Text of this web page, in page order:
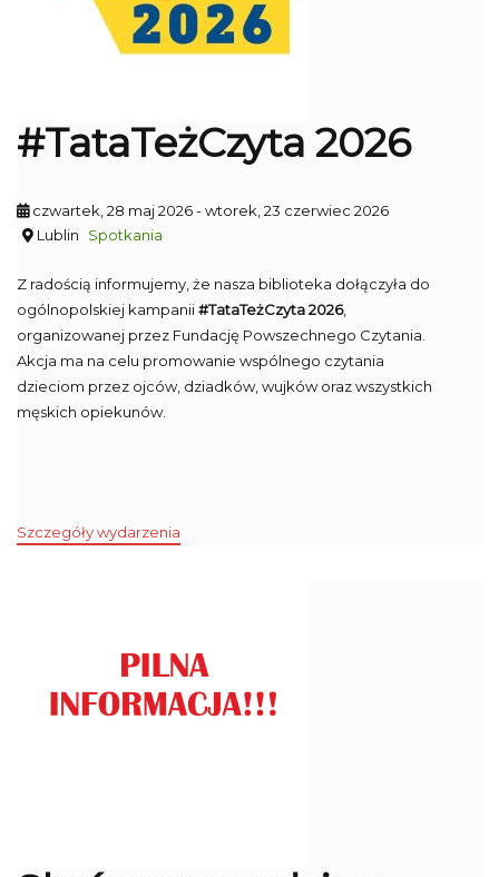
#TataTeżCzyta 2026
czwartek, 28 maj 2026- wtorek, 23 czerwiec 2026
Lublin
Spotkania
Z radością informujemy, że nasza biblioteka dołączyła do
ogólnopolskiej kampanii#TataTeżCzyta 2026,
organizowanej przez Fundację Powszechnego Czytania.
Akcja ma na celu promowanie wspólnego czytania
dzieciom przez ojców, dziadków, wujków oraz wszystkich
męskich opiekunów.
Szczegóły wydarzenia